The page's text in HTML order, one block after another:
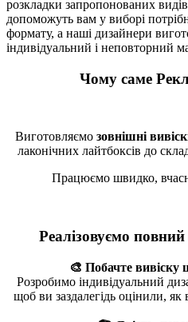
розкладки запропонованих
допоможуть вам у виборі
формату, а наші дизайнери
індивідуальний і неповторний
Чому саме
Виготовляємо зовнішні
лаконічних лайтбоксів до
Працюємо швидко,
Реалізовуємо
🎨 Побачте вивіску
Розробимо індивідуальний
щоб ви заздалегідь оцінили,